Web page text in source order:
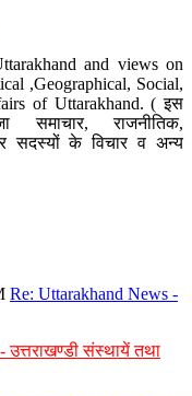
and views on
,Geographical, Social,
of Uttarakhand. ( इस
राजनीतिक,
सदस्यों के विचार व अन्य
Re: Uttarakhand News -
संस्थायें तथा